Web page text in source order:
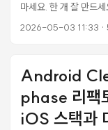
마세요. 한 개 잘 만드
GitHub MCP 하나 깔
통’ => RPC(Real
Player Character)가
2026-05-03 11:33 ·
Android
phase 리팩
iOS 스택과